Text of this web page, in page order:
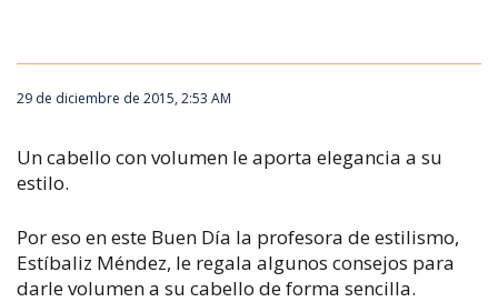
29 de diciembre de 2015, 2:53 AM
Un cabello con volumen le aporta elegancia a su
estilo.
Por eso en este Buen Día la profesora de estilismo,
Estíbaliz Méndez, le regala algunos consejos para
darle volumen a su cabello de forma sencilla.